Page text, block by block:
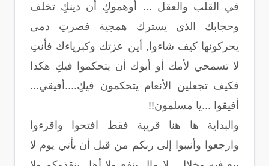
في القلب والعقل ... أوهموكِ أن دينكِ تخلف
وحجابك الذي يسترك همجية فصرتِ دمى
يحركونها كيف شاءوا, أين عزتك وكبرياءك فأنتِ
لا تسمحي لأمك أو أبوك أن يتحكموا فيكِ هكذا
فكيف تجعلين الأنعام يتحكمون فيكِ....أفيقي...
أفيقوا ...يا مسلمون!!
والبداية ها هنا قريبة فقط افتحوا واقرءوا
وارجعوا وأنيبوا إلى ربكم من قبل أن يأتي يوم لا